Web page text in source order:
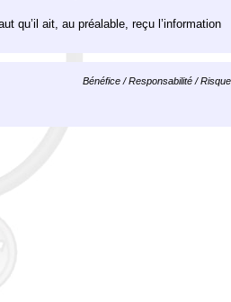
qu’il ait, au préalable, reçu l’information
Bénéfice / Responsabilité /